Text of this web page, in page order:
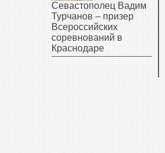
Севастополец Вадим
Турчанов – призер
Всероссийских
соревнований в
Краснодаре